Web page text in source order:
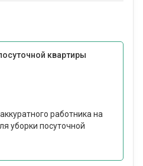
квартиры
работника на
уборки посуточной